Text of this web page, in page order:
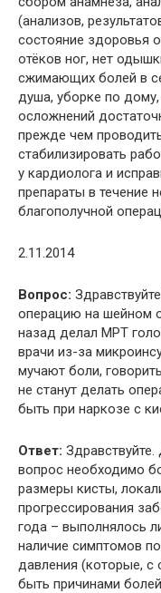
(анализов,
состояние здоровья
отёков ног, нет
сжимающих болей в
душа, уборке по дому,
осложнений
прежде чем
стабилизировать
у кардиолога и
препараты в течение
благополучной
2.11.2014
Вопрос:
операцию на шейном
назад делал МРТ
врачи из-за
мучают боли,
не станут делать
быть при наркозе с
Ответ:
вопрос необходимо
размеры кисты,
прогрессирования
года – выполнялось
наличие симптомов
давления (которые, с
быть причинами